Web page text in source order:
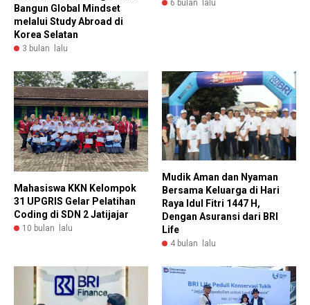
Bangun Global Mindset
melalui Study Abroad di
Korea Selatan
3 bulan lalu
6 bulan lalu
Mahasiswa KKN Kelompok
31 UPGRIS Gelar Pelatihan
Coding di SDN 2 Jatijajar
10 bulan lalu
Mudik Aman dan Nyaman
Bersama Keluarga di Hari
Raya Idul Fitri 1447 H,
Dengan Asuransi dari BRI
Life
4 bulan lalu